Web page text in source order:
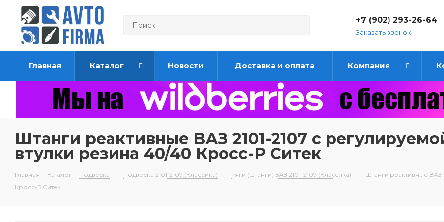
+7 (902) 293-26-64
Заказать звонок
Главная Каталог Новости Доставка и оплата Компания
Штанги реактивные ВАЗ 2101-2107 с
втулки резина 40/40 Кросс-Р Ситек
Главная - Каталог - Подвеска - Подвеска 2101-2107 (Классика) - Тяги (штанги) ВАЗ 2101-2107 (Классика) - Штанги реактивные ВАЗ
Кросс-Р Ситек